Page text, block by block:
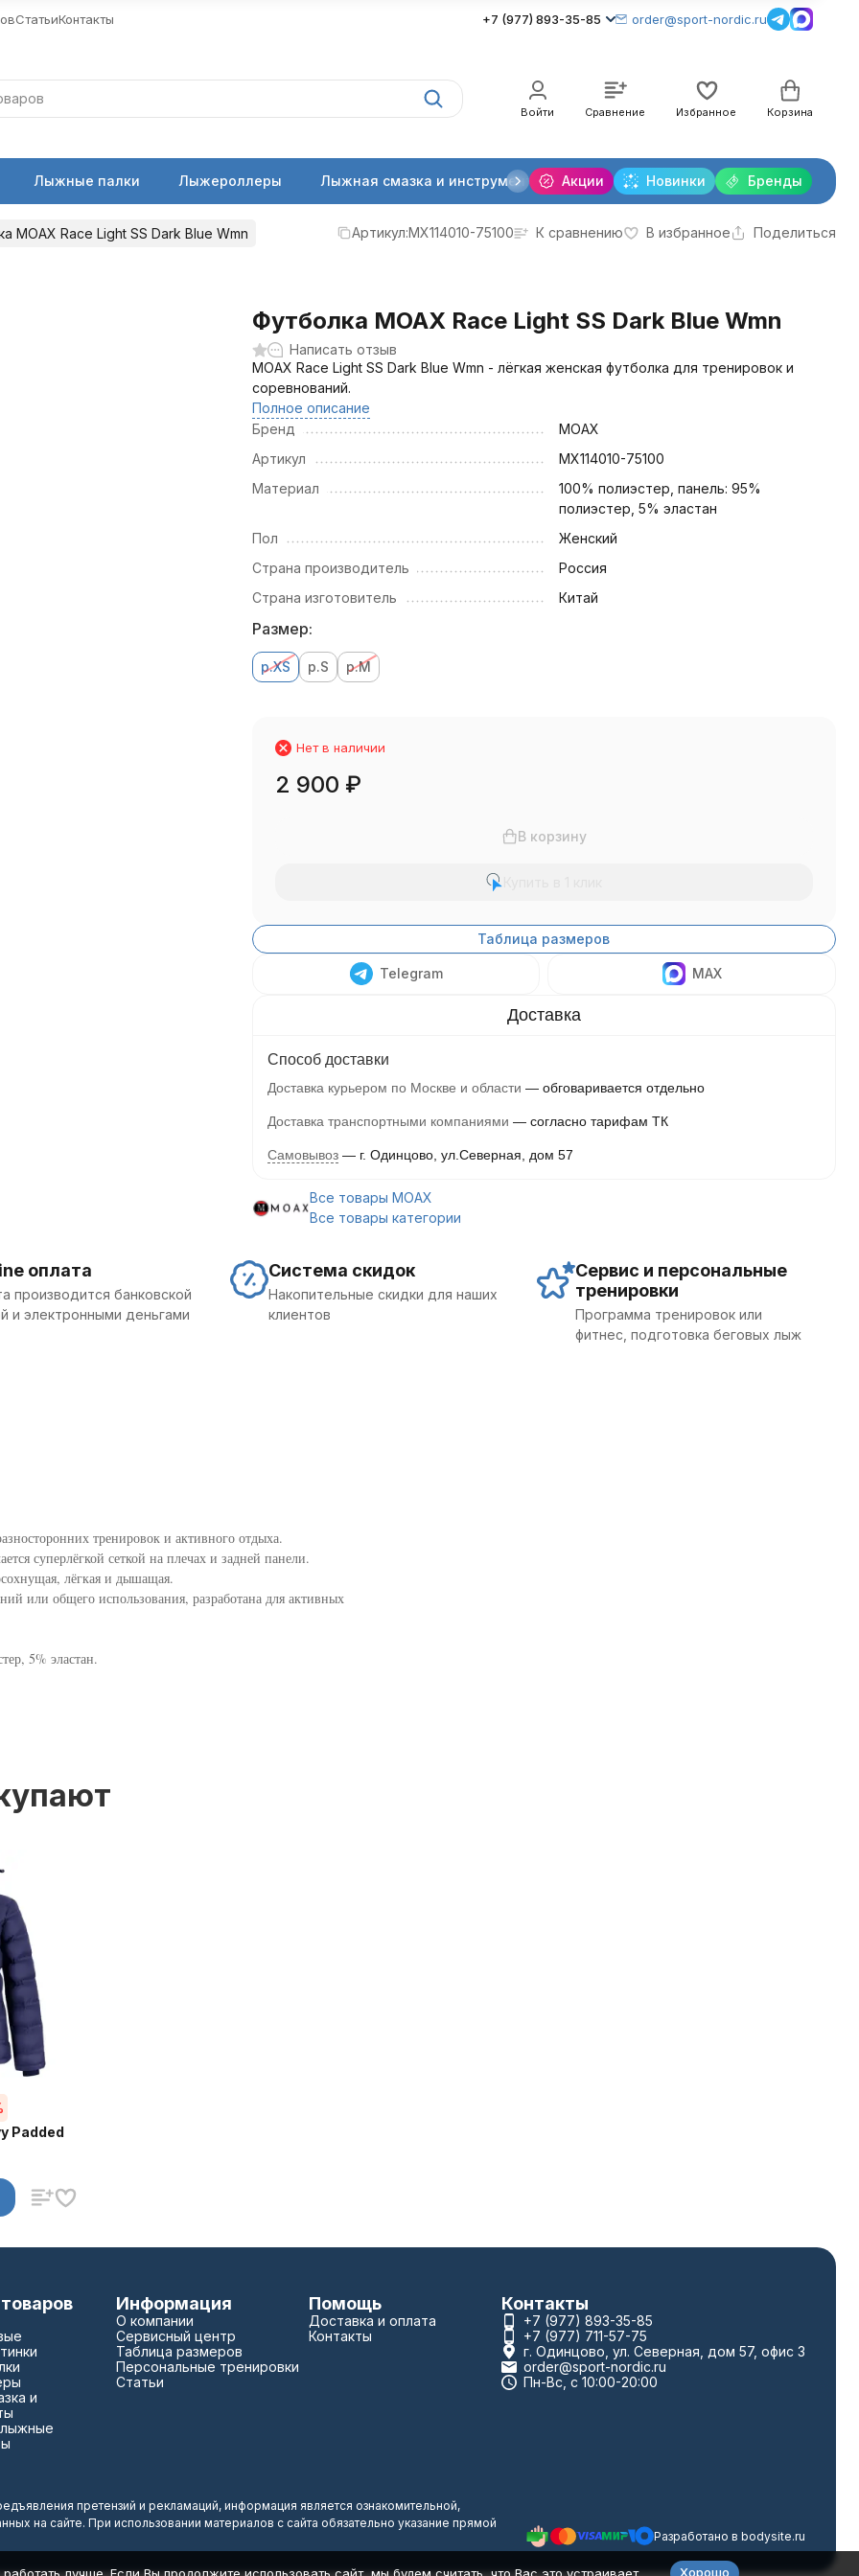
СтатьиКонтакты +7 (977) 893-35-85 order@sport-nordic.ru
Войти Сравнение Избранное Корзина
Акции Новинки Бренды
Лыжные палки Лыжероллеры Лыжная смазка и инструменты Крепления лыжные Очки и линзы
MOAX Race Light SS Dark Blue Wmn Артикул:MX114010-75100 К сравнению В избранное Поделиться
Футболка MOAX Race Light SS Dark Blue Wmn
Написать отзыв
MOAX Race Light SS Dark Blue Wmn - лёгкая женская футболка для тренировок и
соревнований.
Полное описание
Бренд
MOAX
Артикул
MX114010-75100
Материал
100% полиэстер, панель: 95%
полиэстер, 5% эластан
Пол
Женский
Страна производитель
Россия
Страна изготовитель
Китай
Размер:
р.XS р.S р.M
Нет в наличии
2 900 ₽
В корзину
Таблица размеров
Telegram MAX
Способ доставки
Доставка курьером по Москве и области обговаривается отдельно
Доставка транспортными компаниями согласно тарифам ТК
Самовывоз г. Одинцово, ул.Северная, дом 57
Все товары MOAX
Все товары категории
оплата
производится банковской
и электронными деньгами
Система скидок
Накопительные скидки для наших
клиентов
Сервис и персональные
тренировки
Программа тренировок или
фитнес, подготовка беговых лыж
тренировок и активного отдыха.
суперлёгкой сеткой на плечах и задней панели.
лёгкая и дышащая.
или общего использования, разработана для активных
5% эластан.
Padded
и
Информация
О компании
Сервисный центр
Таблица размеров
Персональные тренировки
Статьи
Помощь
Доставка и оплата
Контакты
Контакты
+7 (977) 893-35-85
+7 (977) 711-57-75
г. Одинцово, ул. Северная, дом 57, офис 3
order@sport-nordic.ru
Пн-Вс, с 10:00-20:00
претензий и рекламаций, информация является ознакомительной,
на сайте. При использовании материалов с сайта обязательно указание прямой
Разработано в bodysite.ru
лучше. Если Вы продолжите использовать сайт, мы будем считать, что Вас это устраивает. Хорошо